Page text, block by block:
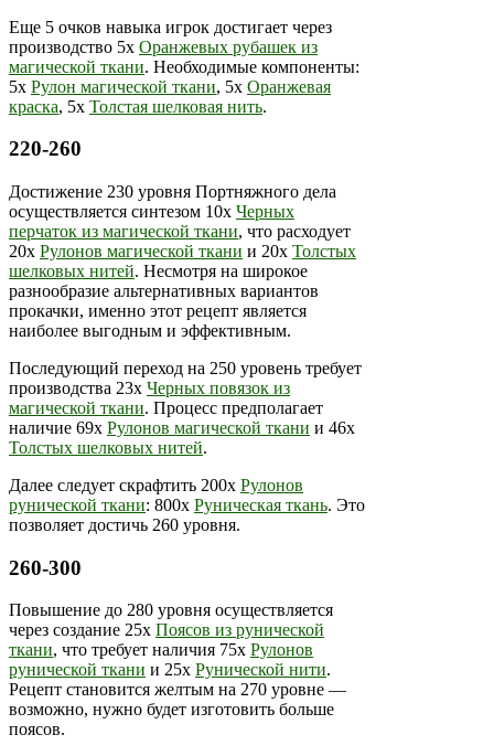
Еще 5 очков навыка игрок достигает через
производство 5х Оранжевых рубашек из
магической ткани. Необходимые компоненты:
5х Рулон магической ткани, 5х Оранжевая
краска, 5х Толстая шелковая нить.
220-260
Достижение 230 уровня Портняжного дела
осуществляется синтезом 10х Черных
перчаток из магической ткани, что расходует
20х Рулонов магической ткани и 20х Толстых
шелковых нитей. Несмотря на широкое
разнообразие альтернативных вариантов
прокачки, именно этот рецепт является
наиболее выгодным и эффективным.
Последующий переход на 250 уровень требует
производства 23х Черных повязок из
магической ткани. Процесс предполагает
наличие 69х Рулонов магической ткани и 46х
Толстых шелковых нитей.
Далее следует скрафтить 200х Рулонов
рунической ткани: 800х Руническая ткань. Это
позволяет достичь 260 уровня.
260-300
Повышение до 280 уровня осуществляется
через создание 25х Поясов из рунической
ткани, что требует наличия 75х Рулонов
рунической ткани и 25х Рунической нити.
Рецепт становится желтым на 270 уровне —
возможно, нужно будет изготовить больше
поясов.